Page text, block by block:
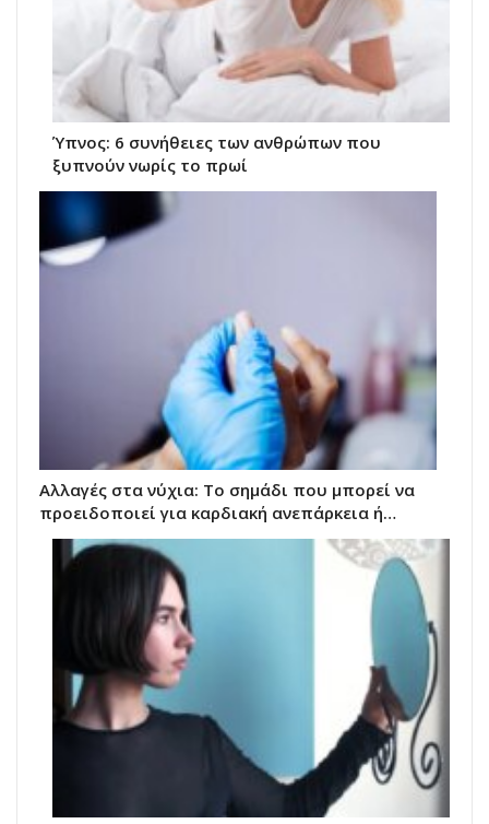
Ύπνος: 6 συνήθειες των ανθρώπων που
ξυπνούν νωρίς το πρωί
Αλλαγές στα νύχια: Το σημάδι που μπορεί να
προειδοποιεί για καρδιακή ανεπάρκεια ή…